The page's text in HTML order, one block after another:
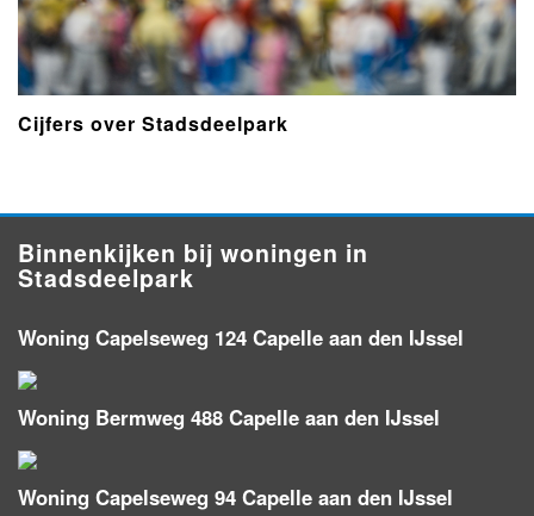
Cijfers over Stadsdeelpark
Binnenkijken bij woningen in
Stadsdeelpark
Woning Capelseweg 124 Capelle aan den IJssel
Woning Bermweg 488 Capelle aan den IJssel
Woning Capelseweg 94 Capelle aan den IJssel